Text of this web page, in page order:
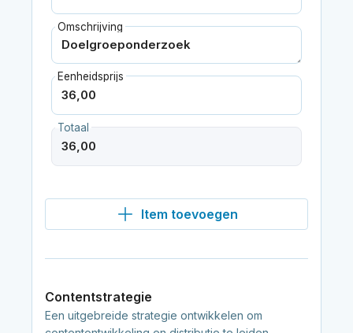
Omschrijving
Eenheidsprijs
Totaal
Item toevoegen
Contentstrategie
Een uitgebreide strategie ontwikkelen om